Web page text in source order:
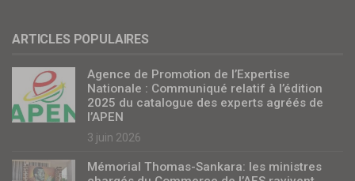
ARTICLES POPULAIRES
Agence de Promotion de l’Expertise
Nationale : Communiqué relatif à l’édition
2025 du catalogue des experts agréés de
l’APEN
3 juin 2026
Mémorial Thomas-Sankara: les ministres